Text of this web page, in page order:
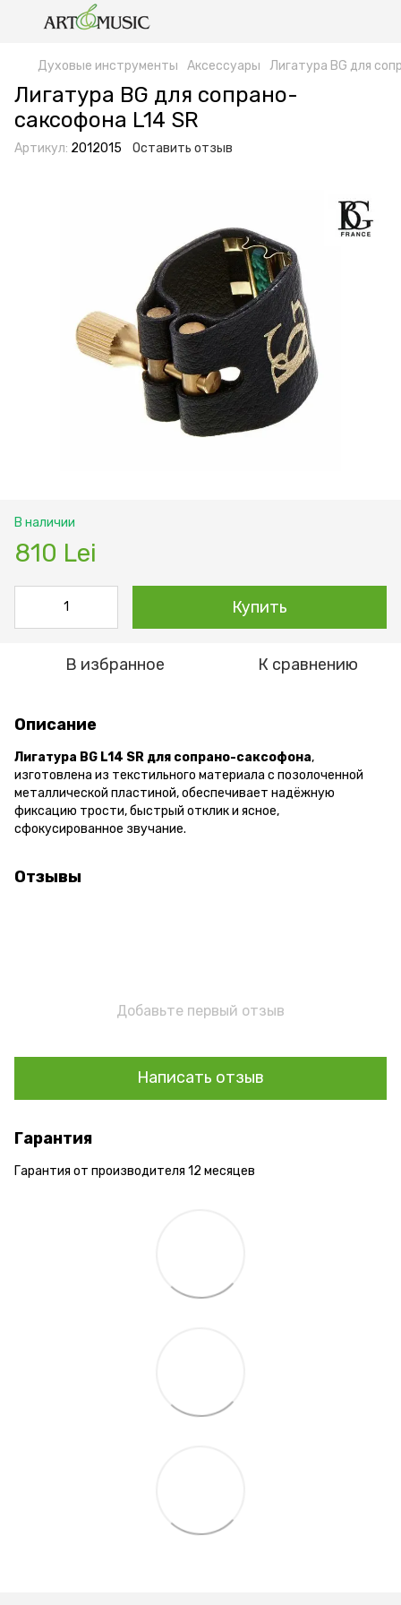
Духовые инструменты Аксессуары Лигатура BG для
Лигатура BG для сопрано-
саксофона L14 SR
Артикул: 2012015 Оставить отзыв
В наличии
810 Lei
Купить
В избранное К сравнению
Описание
Лигатура BG L14 SR для сопрано-саксофона,
изготовлена из текстильного материала с позолоченной
металлической пластиной, обеспечивает надёжную
фиксацию трости, быстрый отклик и ясное,
сфокусированное звучание.
Отзывы
Добавьте первый отзыв
Написать отзыв
Гарантия
Гарантия от производителя 12 месяцев